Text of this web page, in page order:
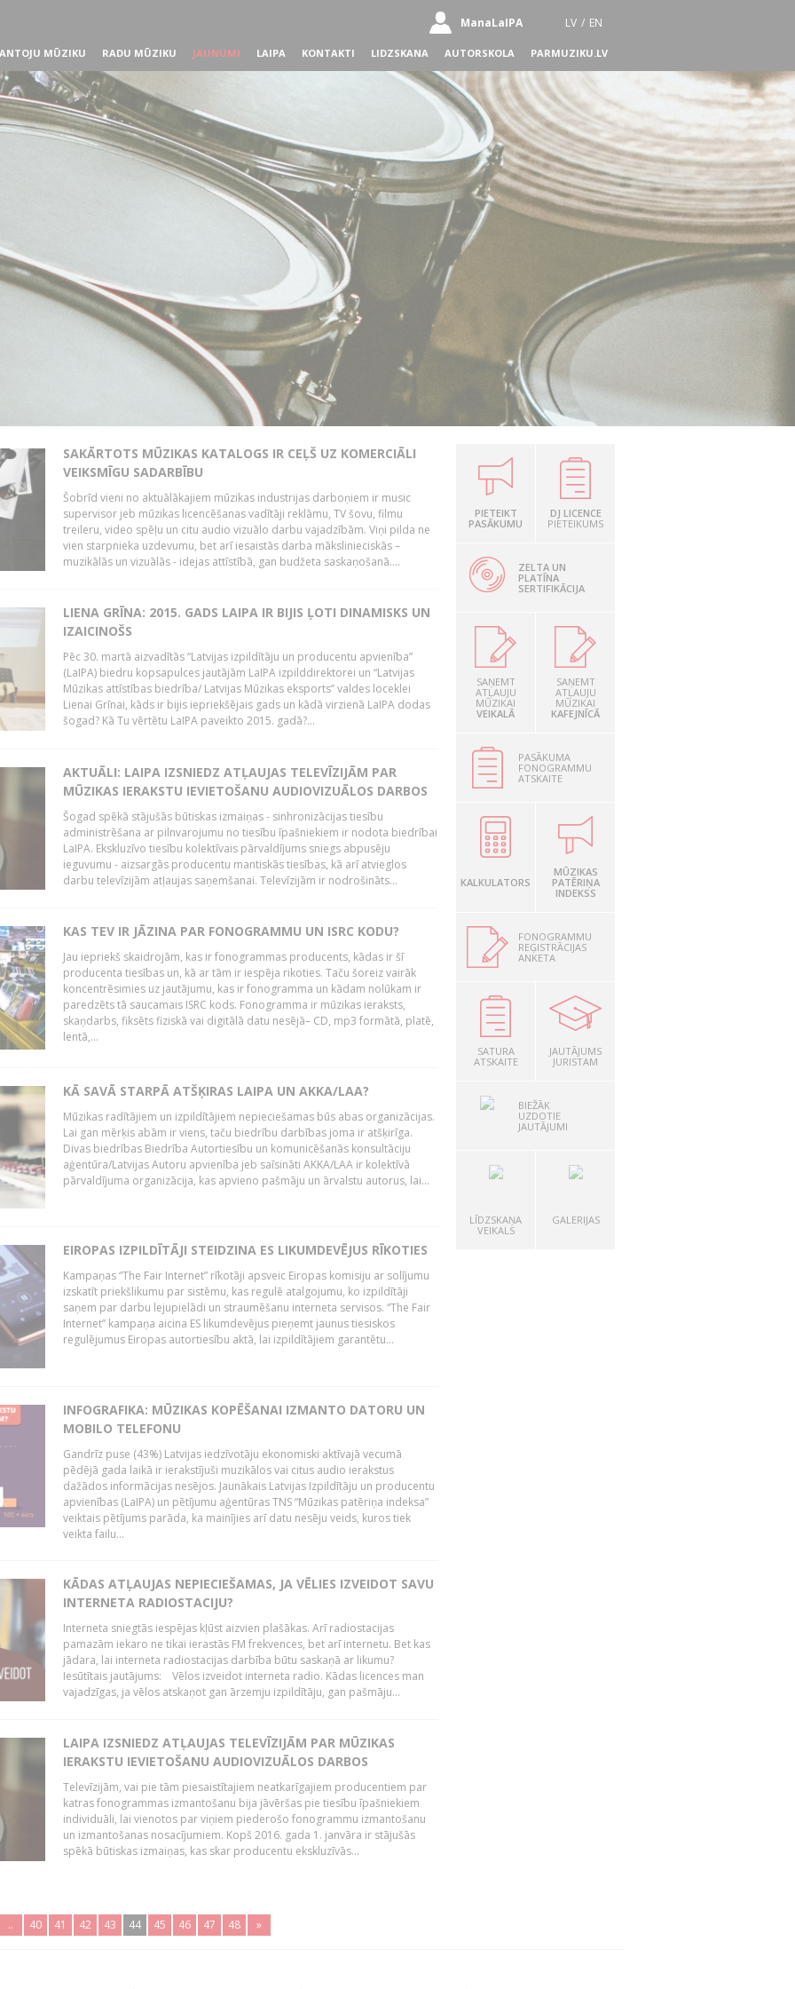
ManaLaIPA LV / EN
MŪZIKU RADU MŪZIKU JAUNUMI LAIPA KONTAKTI LIDZSKANA AUTORSKOLA PARMUZIKU.LV
SAKĀRTOTS MŪZIKAS KATALOGS IR CEĻŠ UZ KOMERCIĀLI
VEIKSMĪGU SADARBĪBU
Šobrīd vieni no aktuālākajiem mūzikas industrijas darboņiem ir music
supervisor jeb mūzikas licencēšanas vadītāji reklāmu, TV šovu, filmu
treileru, video spēļu un citu audio vizuālo darbu vajadzībām. Viņi pilda ne
vien starpnieka uzdevumu, bet arī iesaistās darba mākslinieciskās –
muzikālās un vizuālās - idejas attīstībā, gan budžeta saskaņošanā....
LIENA GRĪNA: 2015. GADS LAIPA IR BIJIS ĻOTI DINAMISKS UN
IZAICINOŠS
Pēc 30. martā aizvadītās “Latvijas izpildītāju un producentu apvienība”
(LaIPA) biedru kopsapulces jautājām LaIPA izpilddirektorei un “Latvijas
Mūzikas attīstības biedrība/ Latvijas Mūzikas eksports” valdes loceklei
Lienai Grīnai, kāds ir bijis iepriekšējais gads un kādā virzienā LaIPA dodas
šogad? Kā Tu vērtētu LaIPA paveikto 2015. gadā?...
AKTUĀLI: LAIPA IZSNIEDZ ATĻAUJAS TELEVĪZIJĀM PAR
MŪZIKAS IERAKSTU IEVIETOŠANU AUDIOVIZUĀLOS DARBOS
Šogad spēkā stājušās būtiskas izmaiņas - sinhronizācijas tiesību
administrēšana ar pilnvarojumu no tiesību īpašniekiem ir nodota biedrībai
LaIPA. Ekskluzīvo tiesību kolektīvais pārvaldījums sniegs abpusēju
ieguvumu - aizsargās producentu mantiskās tiesības, kā arī atvieglos
darbu televīzijām atļaujas saņemšanai. Televīzijām ir nodrošināts...
KAS TEV IR JĀZINA PAR FONOGRAMMU UN ISRC KODU?
Jau iepriekš skaidrojām, kas ir fonogrammas producents, kādas ir šī
producenta tiesības un, kā ar tām ir iespēja rikoties. Taču šoreiz vairāk
koncentrēsimies uz jautājumu, kas ir fonogramma un kādam nolūkam ir
paredzēts tā saucamais ISRC kods. Fonogramma ir mūzikas ieraksts,
skaņdarbs, fiksēts fiziskā vai digitālā datu nesējā– CD, mp3 formātā, platē,
lentā,...
KĀ SAVĀ STARPĀ ATŠĶIRAS LAIPA UN AKKA/LAA?
Mūzikas radītājiem un izpildītājiem nepieciešamas būs abas organizācijas.
Lai gan mērķis abām ir viens, taču biedrību darbības joma ir atšķirīga.
Divas biedrības Biedrība Autortiesību un komunicēšanās konsultāciju
aģentūra/Latvijas Autoru apvienība jeb saīsināti AKKA/LAA ir kolektīvā
pārvaldījuma organizācija, kas apvieno pašmāju un ārvalstu autorus, lai...
EIROPAS IZPILDĪTĀJI STEIDZINA ES LIKUMDEVĒJUS RĪKOTIES
Kampaņas “The Fair Internet” rīkotāji apsveic Eiropas komisiju ar solījumu
izskatīt priekšlikumu par sistēmu, kas regulē atalgojumu, ko izpildītāji
saņem par darbu lejupielādi un straumēšanu interneta servisos. “The Fair
Internet” kampaņa aicina ES likumdevējus pieņemt jaunus tiesiskos
regulējumus Eiropas autortiesību aktā, lai izpildītājiem garantētu...
INFOGRAFIKA: MŪZIKAS KOPĒŠANAI IZMANTO DATORU UN
MOBILO TELEFONU
Gandrīz puse (43%) Latvijas iedzīvotāju ekonomiski aktīvajā vecumā
pēdējā gada laikā ir ierakstījuši muzikālos vai citus audio ierakstus
dažādos informācijas nesējos. Jaunākais Latvijas Izpildītāju un producentu
apvienības (LaIPA) un pētījumu aģentūras TNS “Mūzikas patēriņa indeksa”
veiktais pētījums parāda, ka mainījies arī datu nesēju veids, kuros tiek
veikta failu...
KĀDAS ATĻAUJAS NEPIECIEŠAMAS, JA VĒLIES IZVEIDOT SAVU
INTERNETA RADIOSTACIJU?
Interneta sniegtās iespējas kļūst aizvien plašākas. Arī radiostacijas
pamazām iekaro ne tikai ierastās FM frekvences, bet arī internetu. Bet kas
jādara, lai interneta radiostacijas darbība būtu saskaņā ar likumu?
Iesūtītais jautājums: Vēlos izveidot interneta radio. Kādas licences man
vajadzīgas, ja vēlos atskaņot gan ārzemju izpildītāju, gan pašmāju...
LAIPA IZSNIEDZ ATĻAUJAS TELEVĪZIJĀM PAR MŪZIKAS
IERAKSTU IEVIETOŠANU AUDIOVIZUĀLOS DARBOS
Televīzijām, vai pie tām piesaistītajiem neatkarīgajiem producentiem par
katras fonogrammas izmantošanu bija jāvēršas pie tiesību īpašniekiem
individuāli, lai vienotos par viņiem piederošo fonogrammu izmantošanu
un izmantošanas nosacījumiem. Kopš 2016. gada 1. janvāra ir stājušās
spēkā būtiskas izmaiņas, kas skar producentu ekskluzīvās...
.. 40 41 42 43 44 45 46 47 48 »
PIETEIKT
PASĀKUMU
DJ LICENCE
PIETEIKUMS
ZELTA UN
PLATĪNA
SERTIFIKĀCIJA
SAŅEMT
ATĻAUJU
MŪZIKAI
VEIKALĀ
SAŅEMT
ATĻAUJU
MŪZIKAI
KAFEJNĪCĀ
PASĀKUMA
FONOGRAMMU
ATSKAITE
KALKULATORS
MŪZIKAS
PATĒRIŅA
INDEKSS
FONOGRAMMU
REĢISTRĀCIJAS
ANKETA
SATURA
ATSKAITE
JAUTĀJUMS
JURISTAM
BIEŽĀK
UZDOTIE
JAUTĀJUMI
LĪDZSKAŅA
VEIKALS
GALERIJAS